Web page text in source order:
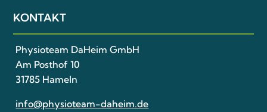
KONTAKT
Physioteam DaHeim GmbH
Am Posthof 10
31785 Hameln
info@physioteam-daheim.de